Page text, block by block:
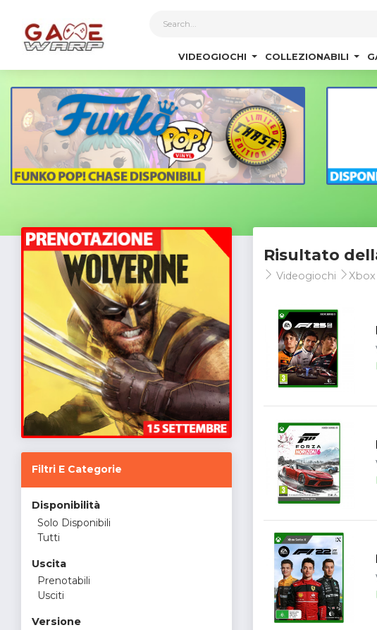
VIDEOGIOCHI COLLEZIONABILI
Filtri E Categorie
Disponibilità
Solo Disponibili
Tutti
Uscita
Prenotabili
Usciti
Versione
Risultato
Videogiochi Xbox